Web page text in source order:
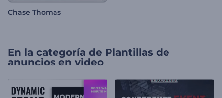
Chase Thomas
En la categoría de Plantillas de
anuncios en video